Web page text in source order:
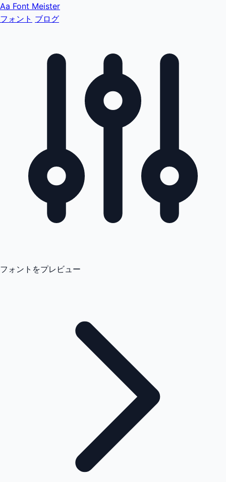
Aa Font Meister
フォント ブログ
フォントをプレビュー